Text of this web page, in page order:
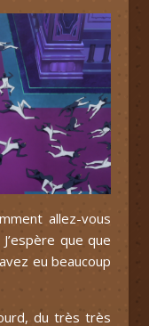
allez-vous
que que
eu beaucoup
du très très